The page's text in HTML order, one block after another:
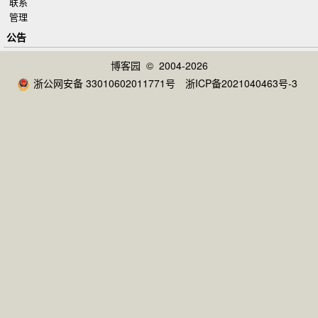
管理
公告
博客园 © 2004-2026
浙公网安备 33010602011771号
浙ICP备2021040463号-3